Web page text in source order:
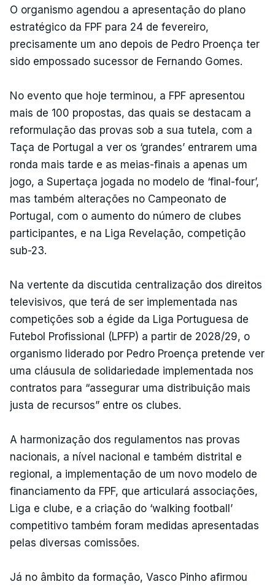
O organismo agendou a apresentação do plano
estratégico da FPF para 24 de fevereiro,
precisamente um ano depois de Pedro Proença ter
sido empossado sucessor de Fernando Gomes.
No evento que hoje terminou, a FPF apresentou
mais de 100 propostas, das quais se destacam a
reformulação das provas sob a sua tutela, com a
Taça de Portugal a ver os ‘grandes’ entrarem uma
ronda mais tarde e as meias-finais a apenas um
jogo, a Supertaça jogada no modelo de ‘final-four’,
mas também alterações no Campeonato de
Portugal, com o aumento do número de clubes
participantes, e na Liga Revelação, competição
sub-23.
Na vertente da discutida centralização dos direitos
televisivos, que terá de ser implementada nas
competições sob a égide da Liga Portuguesa de
Futebol Profissional (LPFP) a partir de 2028/29, o
organismo liderado por Pedro Proença pretende ver
uma cláusula de solidariedade implementada nos
contratos para “assegurar uma distribuição mais
justa de recursos” entre os clubes.
A harmonização dos regulamentos nas provas
nacionais, a nível nacional e também distrital e
regional, a implementação de um novo modelo de
financiamento da FPF, que articulará associações,
Liga e clube, e a criação do ‘walking football’
competitivo também foram medidas apresentadas
pelas diversas comissões.
Já no âmbito da formação, Vasco Pinho afirmou